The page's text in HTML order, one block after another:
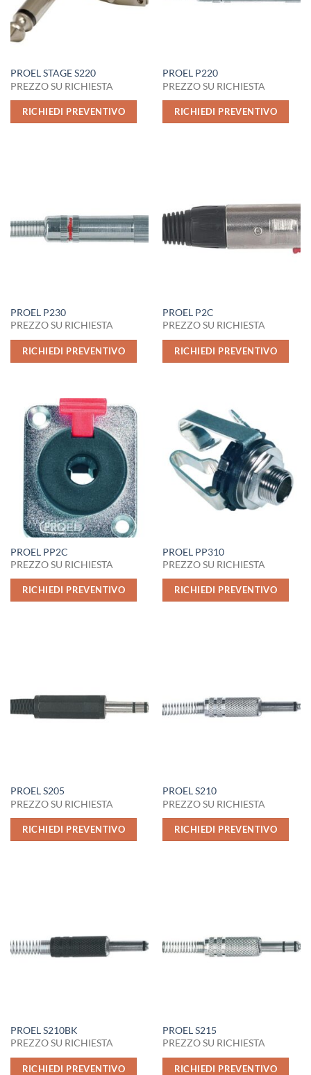
PROEL STAGE S220
PREZZO SU RICHIESTA
RICHIEDI PREVENTIVO
PROEL P220
PREZZO SU RICHIESTA
RICHIEDI PREVENTIVO
PROEL P230
PREZZO SU RICHIESTA
RICHIEDI PREVENTIVO
PROEL P2C
PREZZO SU RICHIESTA
RICHIEDI PREVENTIVO
PROEL PP2C
PREZZO SU RICHIESTA
RICHIEDI PREVENTIVO
PROEL PP310
PREZZO SU RICHIESTA
RICHIEDI PREVENTIVO
PROEL S205
PREZZO SU RICHIESTA
RICHIEDI PREVENTIVO
PROEL S210
PREZZO SU RICHIESTA
RICHIEDI PREVENTIVO
PROEL S210BK
PREZZO SU RICHIESTA
RICHIEDI PREVENTIVO
PROEL S215
PREZZO SU RICHIESTA
RICHIEDI PREVENTIVO